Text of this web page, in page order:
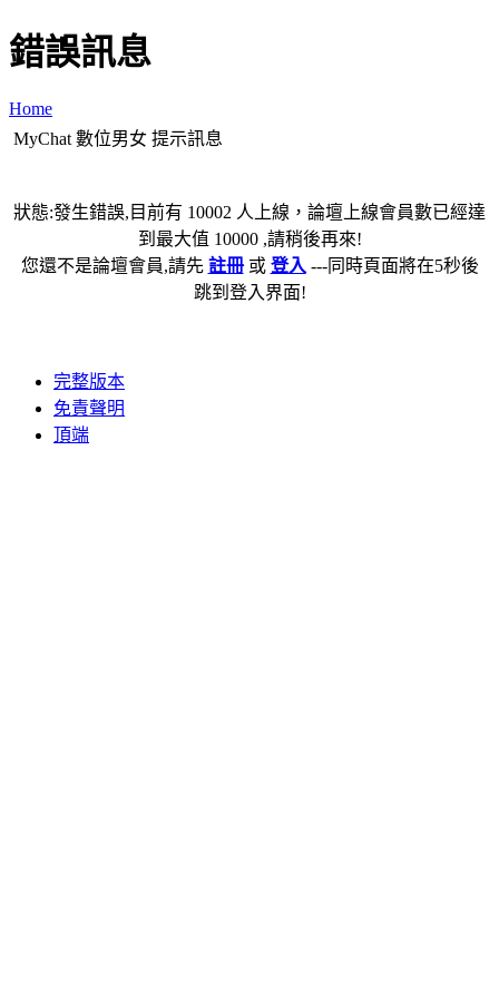
錯誤訊息
Home
MyChat 數位男女 提示訊息
狀態:發生錯誤,目前有 10002 人上線，論壇上線會員數已經達
到最大值 10000 ,請稍後再來!
您還不是論壇會員,請先 註冊或 登入 ---同時頁面將在5秒後
跳到登入界面!
完整版本
免責聲明
頂端